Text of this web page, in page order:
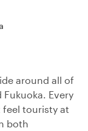
around all of
Every
touristy at
both